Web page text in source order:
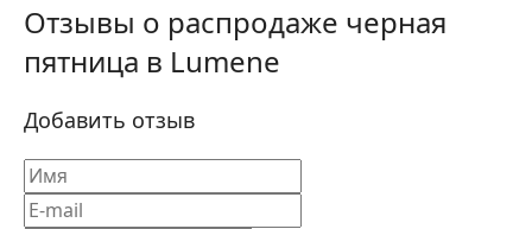
Отзывы о распродаже черная
пятница в Lumene
Добавить отзыв